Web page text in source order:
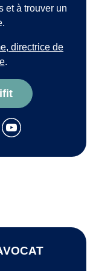
et à trouver un
directrice de
.